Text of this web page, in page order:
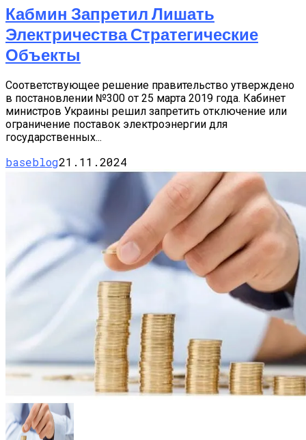
Кабмин Запретил Лишать
Электричества Стратегические
Объекты
Соответствующее решение правительство утверждено
в постановлении №300 от 25 марта 2019 года. Кабинет
министров Украины решил запретить отключение или
ограничение поставок электроэнергии для
государственных...
baseblog21.11.2024